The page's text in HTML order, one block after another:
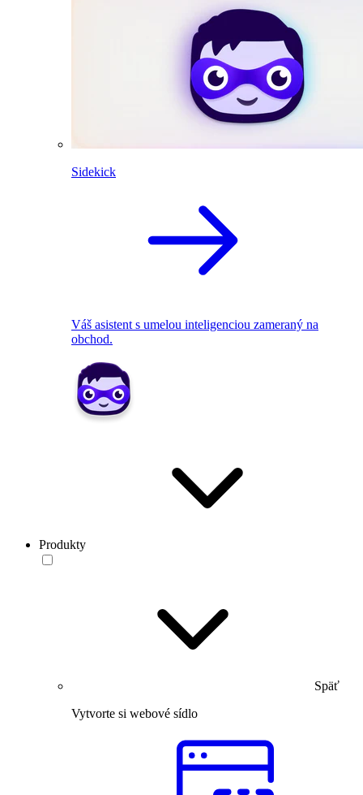
Sidekick
Váš asistent s umelou inteligenciou zameraný na
obchod.
Produkty
Späť
Vytvorte si webové sídlo